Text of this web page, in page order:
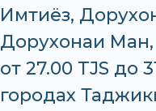
Имтиёз,
Дорухонаи
от 27.00 TJS до
городах